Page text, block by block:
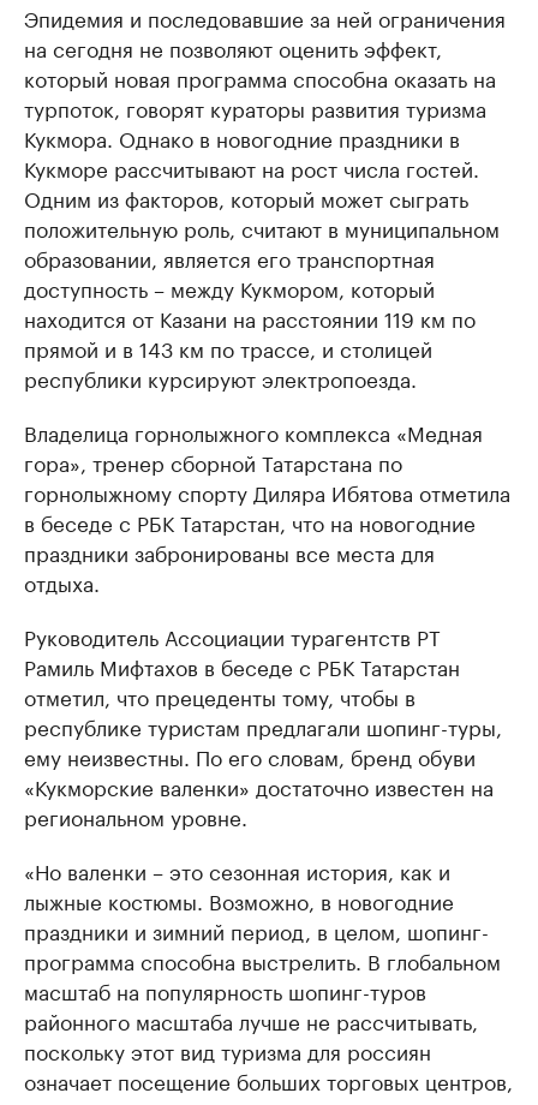
Эпидемия и последовавшие за ней ограничения
на сегодня не позволяют оценить эффект,
который новая программа способна оказать на
турпоток, говорят кураторы развития туризма
Кукмора. Однако в новогодние праздники в
Кукморе рассчитывают на рост числа гостей.
Одним из факторов, который может сыграть
положительную роль, считают в муниципальном
образовании, является его транспортная
доступность – между Кукмором, который
находится от Казани на расстоянии 119 км по
прямой и в 143 км по трассе, и столицей
республики курсируют электропоезда.
Владелица горнолыжного комплекса «Медная
гора», тренер сборной Татарстана по
горнолыжному спорту Диляра Ибятова отметила
в беседе с РБК Татарстан, что на новогодние
праздники забронированы все места для
отдыха.
Руководитель Ассоциации турагентств РТ
Рамиль Мифтахов в беседе с РБК Татарстан
отметил, что прецеденты тому, чтобы в
республике туристам предлагали шопинг-туры,
ему неизвестны. По его словам, бренд обуви
«Кукморские валенки» достаточно известен на
региональном уровне.
«Но валенки – это сезонная история, как и
лыжные костюмы. Возможно, в новогодние
праздники и зимний период, в целом, шопинг-
программа способна выстрелить. В глобальном
масштаб на популярность шопинг-туров
районного масштаба лучше не рассчитывать,
поскольку этот вид туризма для россиян
означает посещение больших торговых центров,